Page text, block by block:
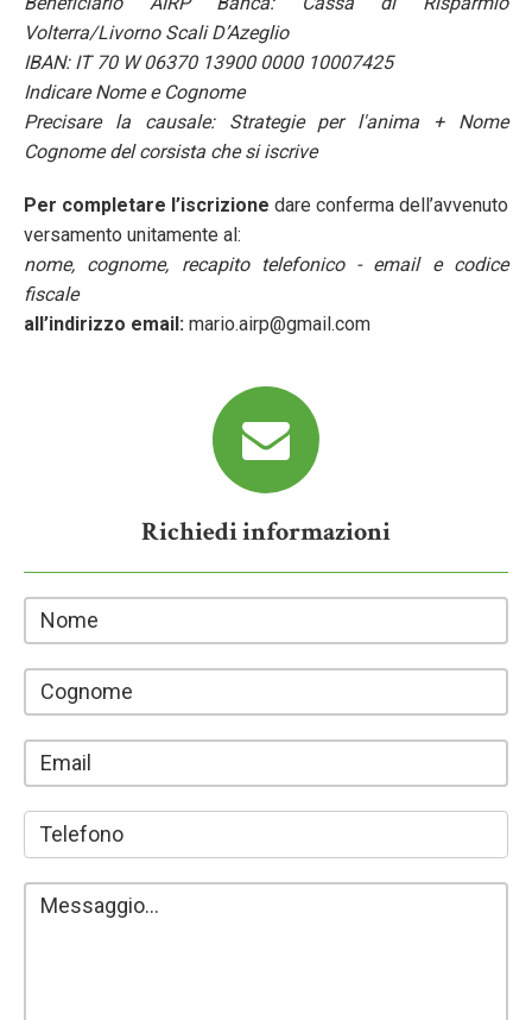
Volterra/Livorno Scali D’Azeglio
IBAN: IT 70 W 06370 13900 0000 10007425
Indicare Nome e Cognome
Precisare la causale: Strategie per l'anima + Nome
Cognome del corsista che si iscrive
Per completare l’iscrizione dare conferma dell’avvenuto
versamento unitamente al:
nome, cognome, recapito telefonico - email e codice
fiscale
all’indirizzo email: mario.airp@gmail.com
Richiedi informazioni